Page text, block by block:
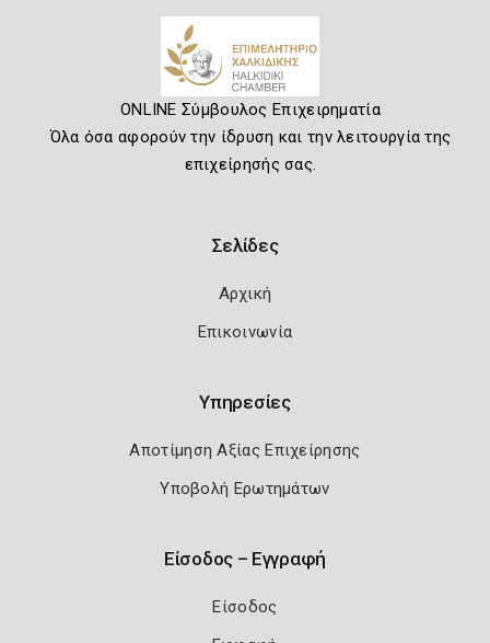
ONLINE Σύμβουλος Επιχειρηματία
Όλα όσα αφορούν την ίδρυση και την λειτουργία της
επιχείρησής σας.
Σελίδες
Αρχική
Επικοινωνία
Υπηρεσίες
Αποτίμηση Αξίας Επιχείρησης
Υποβολή Ερωτημάτων
Είσοδος – Εγγραφή
Είσοδος